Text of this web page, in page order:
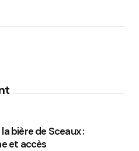
bière de Sceaux :
et accès